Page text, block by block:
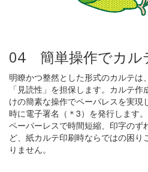
04 簡単操作でカル
明瞭かつ整然とした形式のカルテは
「見読性」を担保します。カルテ
けの簡素な操作でペーパレスを実現
時に電子署名（＊3）を発行します。
ペーパーレスで時間短縮、印字のず
ど、紙カルテ印刷時ならではの困り
りません。